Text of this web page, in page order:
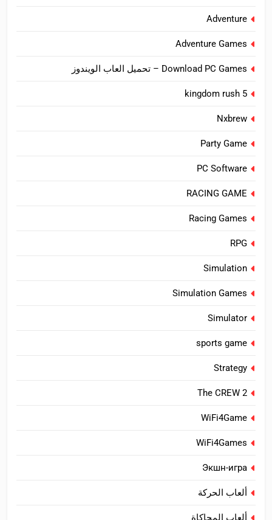
Adventure
Adventure Games
Download PC Games – تحميل العاب الويندوز
kingdom rush 5
Nxbrew
Party Game
PC Software
RACING GAME
Racing Games
RPG
Simulation
Simulation Games
Simulator
sports game
Strategy
The CREW 2
WiFi4Game
WiFi4Games
Экшн-игра
ألعاب الحركة
ألعاب المحاكاة